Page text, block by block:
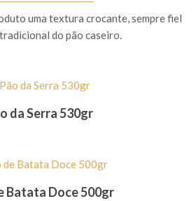
uma textura crocante, sempre fiel
do pão caseiro.
da Serra 530gr
Batata Doce 500gr